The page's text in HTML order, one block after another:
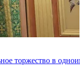
торжество в